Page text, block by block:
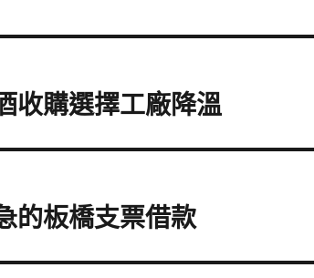
收購選擇工廠降溫
的板橋支票借款